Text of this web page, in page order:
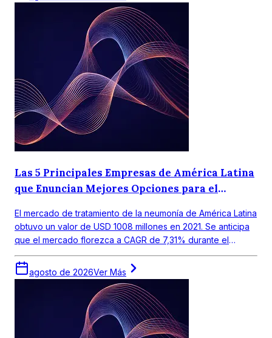
Las 5 Principales Empresas de América Latina
que Enuncian Mejores Opciones para el
El mercado de tratamiento de la neumonía de América Latina
obtuvo un valor de USD 1008 millones en 2021. Se anticipa
que el mercado florezca a CAGR de 7,31% durante el
periodo de pronóstico 2022-2027.
agosto de 2026Ver Más